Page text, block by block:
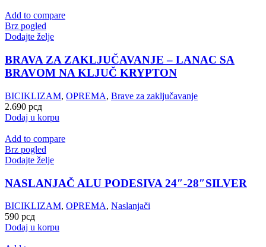
Add to compare
Brz pogled
Dodajte želje
BRAVA ZA ZAKLJUČAVANJE – LANAC SA
BRAVOM NA KLJUČ KRYPTON
BICIKLIZAM, OPREMA, Brave za zaključavanje
2.690 рсд
Dodaj u korpu
Add to compare
Brz pogled
Dodajte želje
NASLANJAČ ALU PODESIVA 24″-28″SILVER
BICIKLIZAM, OPREMA, Naslanjači
590 рсд
Dodaj u korpu